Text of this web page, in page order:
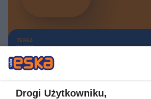
TERAZ
GRAMY
Drogi Użytkowniku,